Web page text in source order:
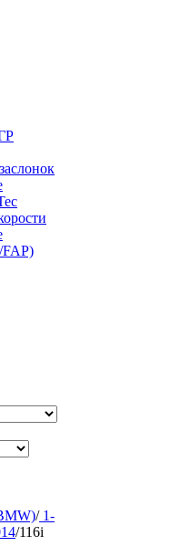
FAP)
/1-
/116i